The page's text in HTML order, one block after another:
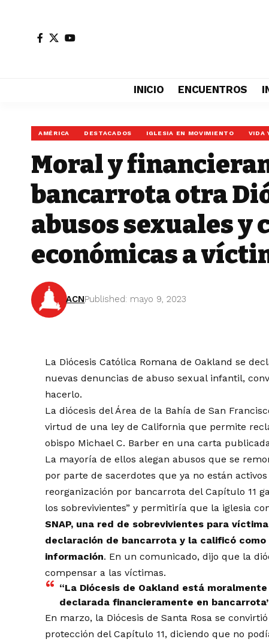
INICIO ENCUENTROS
AMÉRICA DESTACADOS IGLESIA EN MOVIMIENTO VIDA
Moral y
bancarrota otra
abusos sexuales y
económicas a
ACNPublished: mayo 9, 2023
La Diócesis Católica Romana de Oakland se
nuevas denuncias de abuso sexual infantil,
hacerlo.
La diócesis del Área de la Bahía de San
virtud de una ley de California que permite
obispo Michael C. Barber en una carta
La mayoría de ellos alegan abusos que se
por parte de sacerdotes que ya no están
reorganización por bancarrota del Capítulo 11
los sobrevivientes” y permitiría que la iglesia
SNAP, una red de sobrevivientes para
declaración de bancarrota y la calificó
información. En un comunicado, dijo que la
compensar a las víctimas.
“La Diócesis de Oakland está
declarada financieramente en
En marzo, la Diócesis de Santa Rosa se
protección del Capítulo 11, diciendo que no